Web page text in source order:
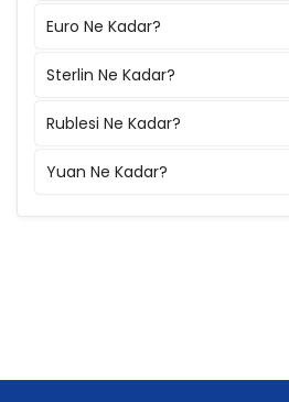
Euro Ne Kadar?
Sterlin Ne Kadar?
Rublesi Ne Kadar?
Yuan Ne Kadar?